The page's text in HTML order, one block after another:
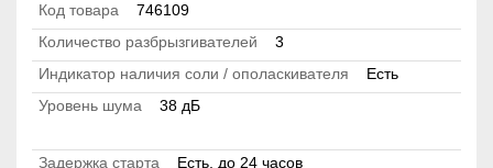
Код товара
746109
Количество разбрызгивателей
3
Индикатор наличия соли / ополаскивателя
Есть
Уровень шума
38 дБ
Задержка старта
Есть, до 24 часов